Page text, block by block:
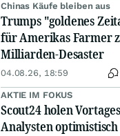
Chinas Käufe bleiben aus
Trumps "goldenes
für Amerikas Farmer
Milliarden-Desaster
04.08.26, 18:59
AKTIE IM FOKUS
Scout24 holen
Analysten optimistisch